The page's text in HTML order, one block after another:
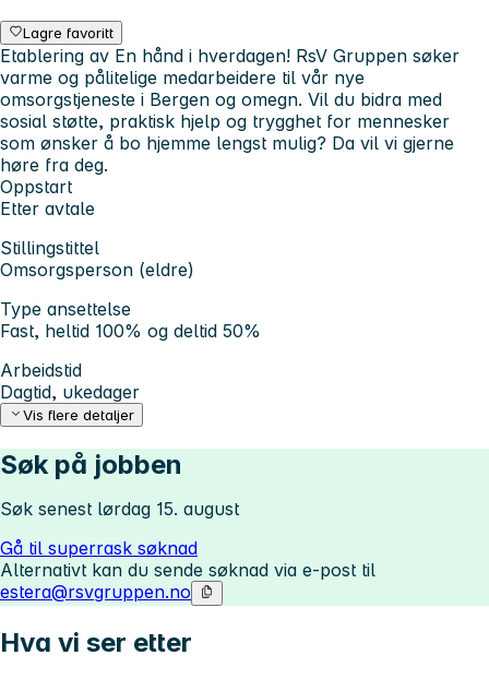
Lagre favoritt
Etablering av En hånd i hverdagen! RsV Gruppen søker
varme og pålitelige medarbeidere til vår nye
omsorgstjeneste i Bergen og omegn. Vil du bidra med
sosial støtte, praktisk hjelp og trygghet for mennesker
som ønsker å bo hjemme lengst mulig? Da vil vi gjerne
høre fra deg.
Oppstart
Etter avtale
Stillingstittel
Omsorgsperson (eldre)
Type ansettelse
Fast, heltid 100% og deltid 50%
Arbeidstid
Dagtid, ukedager
Vis flere detaljer
Søk på jobben
Søk senest lørdag 15. august
Gå til superrask søknad
Alternativt kan du sende søknad via e-post til
estera@rsvgruppen.no
Hva vi ser etter